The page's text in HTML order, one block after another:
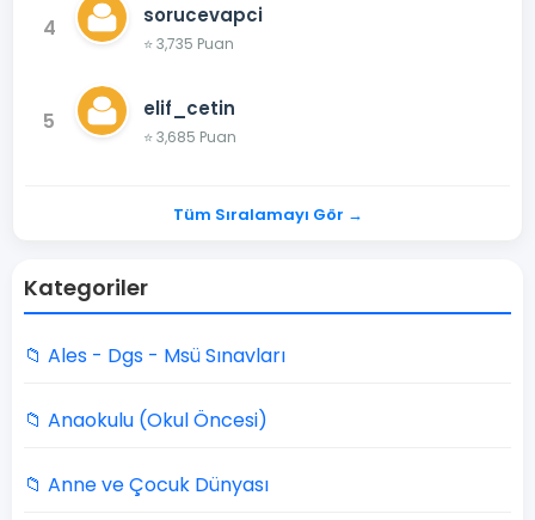
4 sorucevapci
⭐ 3,735 Puan
5 elif_cetin
⭐ 3,685 Puan
Tüm Sıralamayı Gör →
Kategoriler
📁 Ales - Dgs - Msü Sınavları
📁 Anaokulu (Okul Öncesi)
📁 Anne ve Çocuk Dünyası